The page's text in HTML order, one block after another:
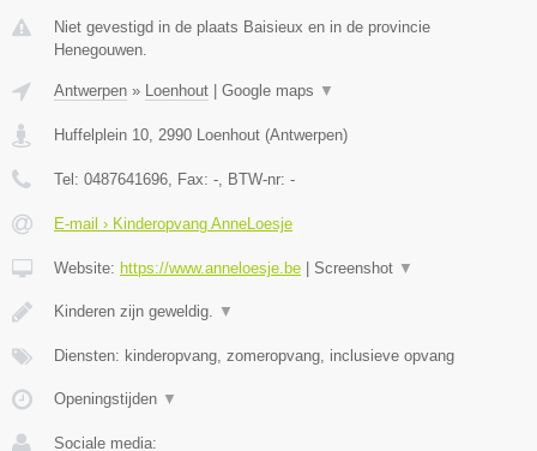
Niet gevestigd in de plaats Baisieux en in de provincie
Henegouwen.
Antwerpen » Loenhout | Google maps ▼
Huffelplein 10 2990 Loenhout (Antwerpen)
Tel: 0487641696 , Fax: - , BTW-nr: -
E-mail › Kinderopvang AnneLoesje
Website: https://www.anneloesje.be | Screenshot ▼
Kinderen zijn geweldig. ▼
Diensten: kinderopvang, zomeropvang, inclusieve opvang
Openingstijden ▼
Sociale media: